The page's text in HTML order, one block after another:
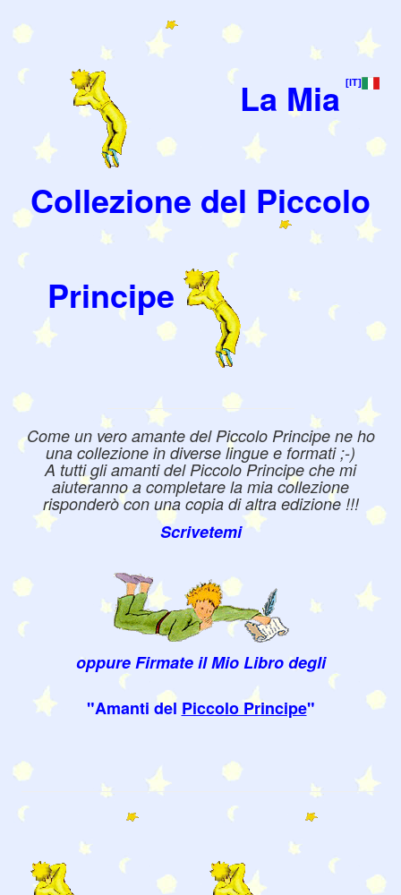
[IT]
La Mia
Collezione del Piccolo
Principe
Come un vero amante del Piccolo Principe ne ho
una collezione in diverse lingue e formati ;-)
A tutti gli amanti del Piccolo Principe che mi
aiuteranno a completare la mia collezione
risponderò con una copia di altra edizione !!!
Scrivetemi
oppure Firmate il Mio Libro degli
"Amanti del Piccolo Principe"